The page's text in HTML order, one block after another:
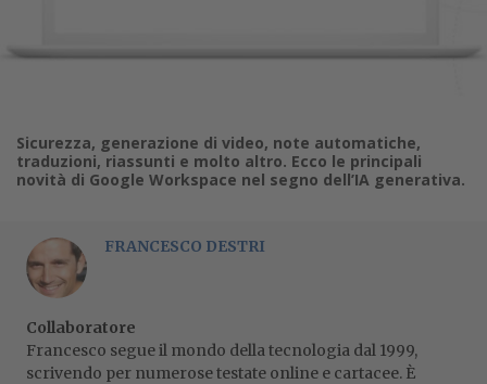
Sicurezza, generazione di video, note automatiche,
traduzioni, riassunti e molto altro. Ecco le principali
novità di Google Workspace nel segno dell’IA generativa.
FRANCESCO DESTRI
Collaboratore
Francesco segue il mondo della tecnologia dal 1999,
scrivendo per numerose testate online e cartacee. È